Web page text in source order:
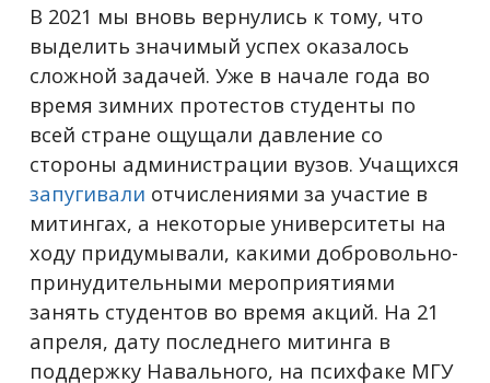
В 2021 мы вновь вернулись к тому, что
выделить значимый успех оказалось
сложной задачей. Уже в начале года во
время зимних протестов студенты по
всей стране ощущали давление со
стороны администрации вузов. Учащихся
запугивали отчислениями за участие в
митингах, а некоторые университеты на
ходу придумывали, какими добровольно-
принудительными мероприятиями
занять студентов во время акций. На 21
апреля, дату последнего митинга в
поддержку Навального, на психфаке МГУ